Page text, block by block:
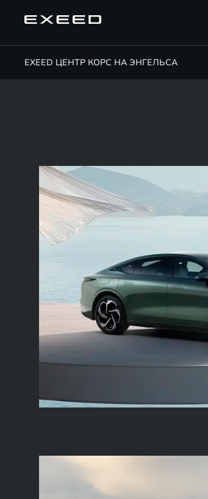
EXEED ЦЕНТР КОРС НА ЭНГЕЛЬСА